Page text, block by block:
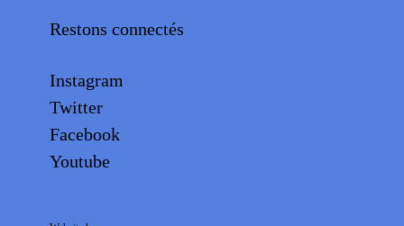
Restons connectés
Instagram
Twitter
Facebook
Youtube